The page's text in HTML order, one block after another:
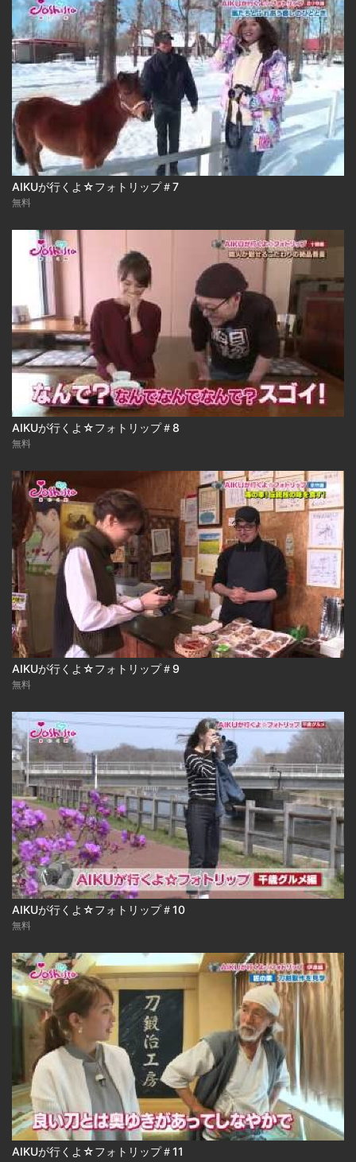
AIKUが行くよ☆フォトリップ＃7
無料
AIKUが行くよ☆フォトリップ＃8
無料
AIKUが行くよ☆フォトリップ＃9
無料
AIKUが行くよ☆フォトリップ＃10
無料
AIKUが行くよ☆フォトリップ＃11